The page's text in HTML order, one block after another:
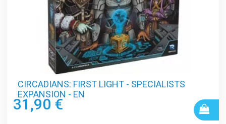
CIRCADIANS: FIRST LIGHT - SPECIALISTS
EXPANSION - EN
31,90 €